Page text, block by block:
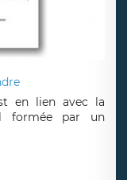
en lien avec la
formée par un